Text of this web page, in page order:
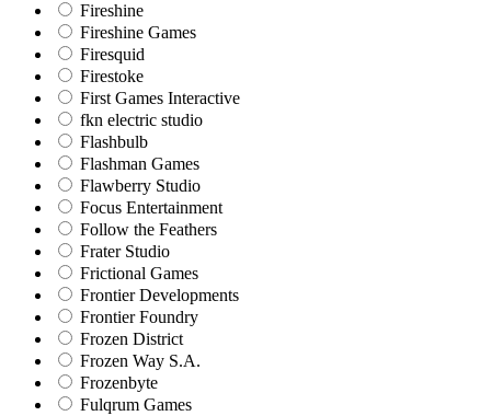
Fireshine
Fireshine Games
Firesquid
Firestoke
First Games Interactive
fkn electric studio
Flashbulb
Flashman Games
Flawberry Studio
Focus Entertainment
Follow the Feathers
Frater Studio
Frictional Games
Frontier Developments
Frontier Foundry
Frozen District
Frozen Way S.A.
Frozenbyte
Fulqrum Games